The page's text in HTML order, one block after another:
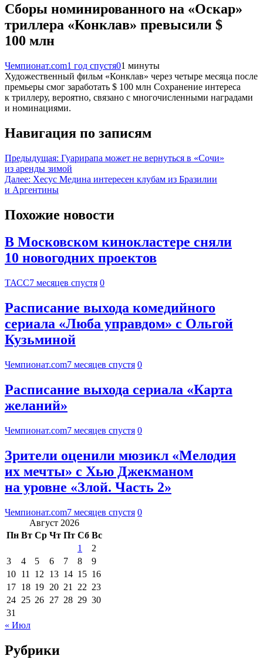
Сборы номинированного на «Оскар»
триллера «Конклав» превысили $
100 млн
Чемпионат.com1 год спустя01 минуты
Художественный фильм «Конклав» через четыре месяца после
премьеры смог заработать $ 100 млн Сохранение интереса
к триллеру, вероятно, связано с многочисленными наградами
и номинациями.
Навигация по записям
Предыдущая: Гуарирапа может не вернуться в «Сочи»
из аренды зимой
Далее: Хесус Медина интересен клубам из Бразилии
и Аргентины
Похожие новости
В Московском кинокластере сняли
10 новогодних проектов
ТАСС7 месяцев спустя 0
Расписание выхода комедийного
сериала «Люба управдом» с Ольгой
Кузьминой
Чемпионат.com7 месяцев спустя 0
Расписание выхода сериала «Карта
желаний»
Чемпионат.com7 месяцев спустя 0
Зрители оценили мюзикл «Мелодия
их мечты» с Хью Джекманом
на уровне «Злой. Часть 2»
Чемпионат.com7 месяцев спустя 0
Август 2026
Пн Вт Ср Чт Пт Сб Вс
1
2
3
4 5 6 7 8
9
10 11 12 13 14 15 16
17 18 19 20 21 22 23
24 25 26 27 28 29 30
31
« Июл
Рубрики